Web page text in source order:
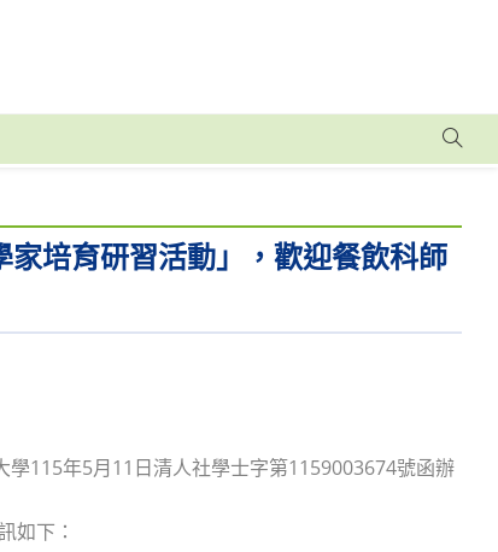
家培育研習活動」，歡迎餐飲科師
115年5月11日清人社學士字第1159003674號函辦
如下：